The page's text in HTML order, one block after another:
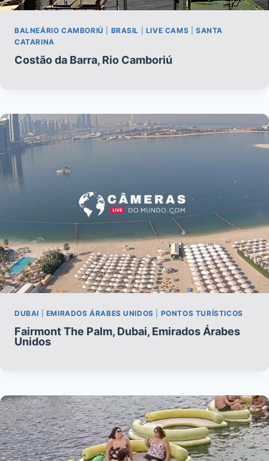
BALNEÁRIO CAMBORIÚ BRASIL LIVE CAMS |SANTA
CATARINA
Costão da Barra, Rio Camboriú
DUBAI EMIRADOS ÁRABES UNIDOS PONTOS TURÍSTICOS
Fairmont The Palm, Dubai, Emirados Árabes
Unidos